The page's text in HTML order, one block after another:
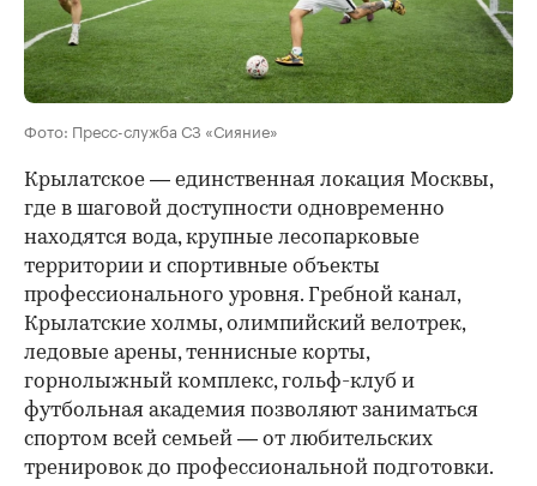
Фото: Пресс-служба СЗ «Сияние»
Крылатское — единственная локация Москвы,
где в шаговой доступности одновременно
находятся вода, крупные лесопарковые
территории и спортивные объекты
профессионального уровня. Гребной канал,
Крылатские холмы, олимпийский велотрек,
ледовые арены, теннисные корты,
горнолыжный комплекс, гольф-клуб и
футбольная академия позволяют заниматься
спортом всей семьей — от любительских
тренировок до профессиональной подготовки.